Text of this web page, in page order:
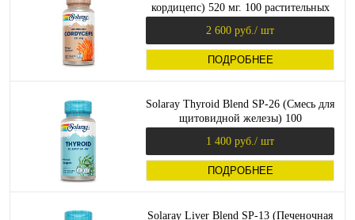
кордицепс) 520 мг. 100 растительных
2 600 руб. / шт
ПОДРОБНЕЕ
Solaray Thyroid Blend SP-26 (Смесь для
щитовидной железы) 100
1 400 руб. / шт
ПОДРОБНЕЕ
Solaray Liver Blend SP-13 (Печеночная